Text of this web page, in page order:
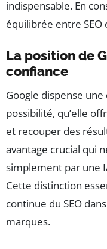
indispensable. En
équilibrée entre SEO
La position de
confiance
Google dispense
possibilité, qu’elle
et recouper des
avantage crucial qui
simplement par une
Cette distinction
continue du SEO
marques.